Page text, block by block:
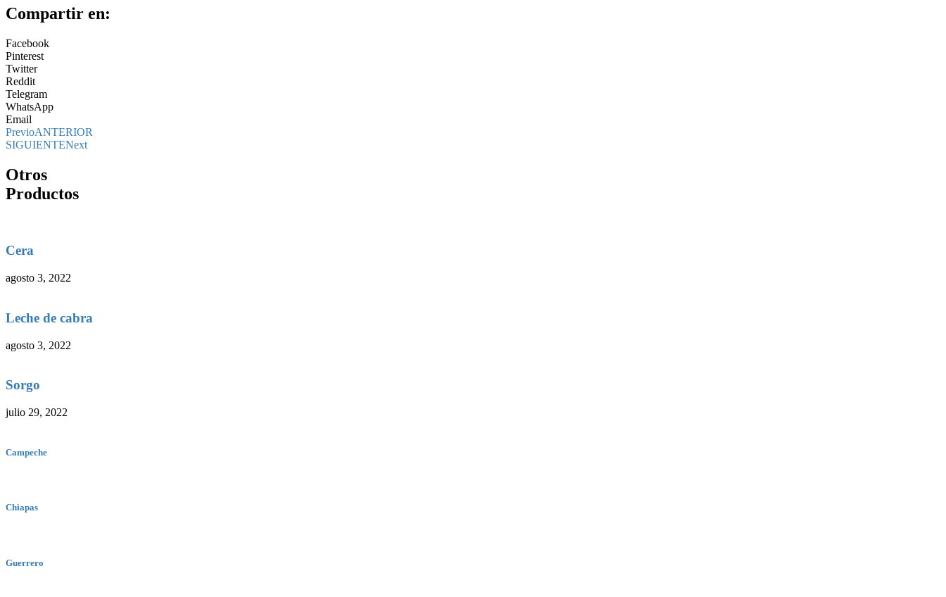
Compartir en:
Facebook
Pinterest
Twitter
Reddit
Telegram
WhatsApp
Email
PrevioANTERIOR
SIGUIENTENext
Otros
Productos
Cera
agosto 3, 2022
Leche de cabra
agosto 3, 2022
Sorgo
julio 29, 2022
Campeche
Chiapas
Guerrero